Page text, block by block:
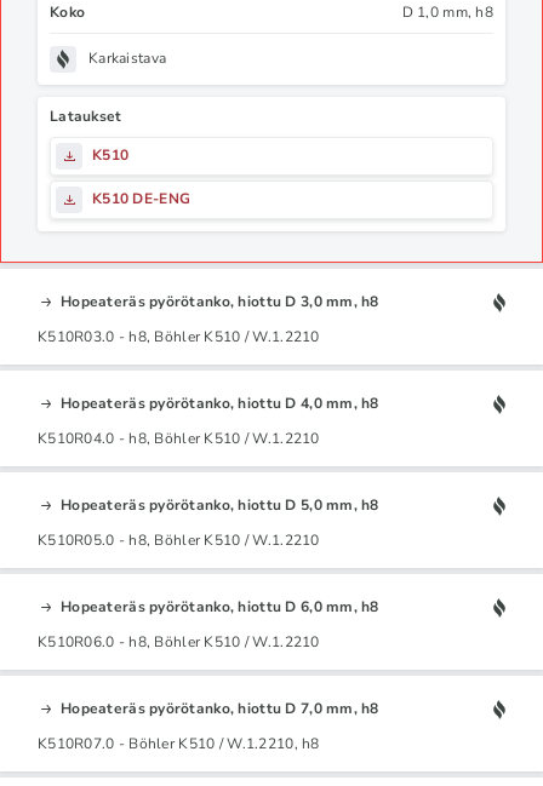
Koko D 1,0 mm, h8
Karkaistava
Lataukset
K510
K510 DE-ENG
Hopeateräs pyörötanko, hiottu D 3,0 mm, h8
K510R03.0 - h8, Böhler K510 / W.1.2210
Hopeateräs pyörötanko, hiottu D 4,0 mm, h8
K510R04.0 - h8, Böhler K510 / W.1.2210
Hopeateräs pyörötanko, hiottu D 5,0 mm, h8
K510R05.0 - h8, Böhler K510 / W.1.2210
Hopeateräs pyörötanko, hiottu D 6,0 mm, h8
K510R06.0 - h8, Böhler K510 / W.1.2210
Hopeateräs pyörötanko, hiottu D 7,0 mm, h8
K510R07.0 - Böhler K510 / W.1.2210, h8